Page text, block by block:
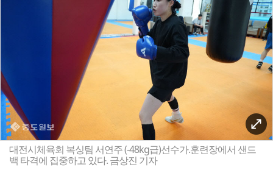
대전시체육회 복싱팀 서연주 (-48kg급)선수가.훈련장에서 샌드
백 타격에 집중하고 있다. 금상진 기자